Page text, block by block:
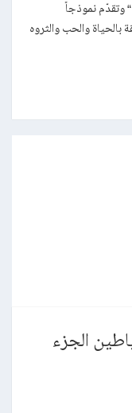
وتقدّم نموذجاً
بالحياة والحب والثروه
الجزء